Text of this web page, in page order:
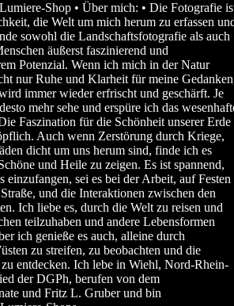
Shop • Über mich: • Die Fotografie
die Welt um mich herum zu erfassen
sowohl die Landschaftsfotografie als auch
äußerst faszinierend und
Potenzial. Wenn ich mich in der Natur
nur Ruhe und Klarheit für meine
immer wieder erfrischt und geschärft. Je
mehr sehe und erspüre ich das
Faszination für die Schönheit unserer Erde
Auch wenn Zerstörung durch Kriege,
dicht um uns herum sind, finde ich es
und Heile zu zeigen. Es ist spannend,
einzufangen, sei es bei der Arbeit, auf Festen
und die Interaktionen zwischen den
Ich liebe es, durch die Welt zu reisen und
teilzuhaben und andere Lebensformen
ich genieße es auch, alleine durch
zu streifen, zu beobachten und die
entdecken. Ich lebe in Wiehl, Nord-Rhein-
der DGPh, berufen von dem
und Fritz L. Gruber und bin